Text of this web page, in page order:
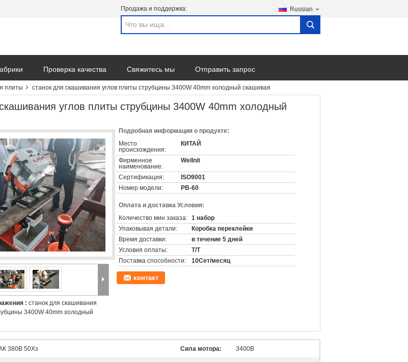
Продажа и поддержка: Russian
search
Проверка качества Свяжитесь мы Отправить запрос
плиты станок для скашивания углов плиты струбцины 3400W 40mm холодный скашивая
углов плиты струбцины 3400W 40mm холодный
: станок для скашивания
3400W 40mm холодный
Подробная информация о продукте:
Место
происхождения:
КИТАЙ
Фирменное
наименование:
Wellnit
Сертификация:
ISO9001
Номер модели:
PB-60
Оплата и доставка Условия:
Количество мин заказа: 1 набор
Упаковывая детали:
Коробка переклейки
Время доставки:
в течение 5 дней
Условия оплаты:
T/T
Поставка способности:
10Сет/месяц
контакт
380В 50Хз Сила мотора: 3400В